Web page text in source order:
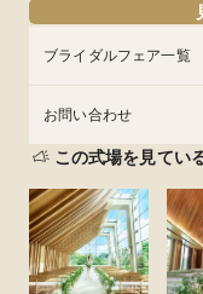
ブライダルフェア一覧
お問い合わせ
この式場を見てい